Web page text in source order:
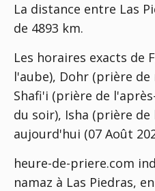
La distance entre Las
de 4893 km.
Les horaires exacts de
l'aube), Dohr (prière
Shafi'i (prière de
du soir), Isha (prière
aujourd'hui (07 Août
heure-de-priere.com
namaz à Las Piedras,